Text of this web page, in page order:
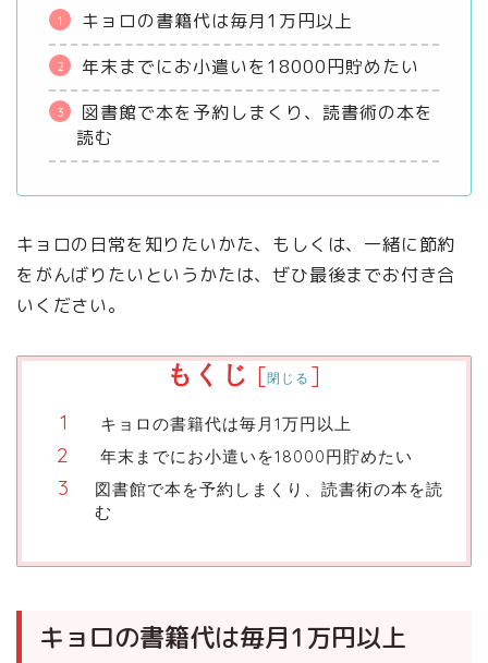
キョロの書籍代は毎月1万円以上
年末までにお小遣いを18000円貯めたい
図書館で本を予約しまくり、読書術の本を
読む
キョロの日常を知りたいかた、もしくは、一緒に節約
をがんばりたいというかたは、ぜひ最後までお付き合
いください。
もくじ [閉じる ]
キョロの書籍代は毎月1万円以上
年末までにお小遣いを18000円貯めたい
図書館で本を予約しまくり、読書術の本を読
む
キョロの書籍代は毎月1万円以上